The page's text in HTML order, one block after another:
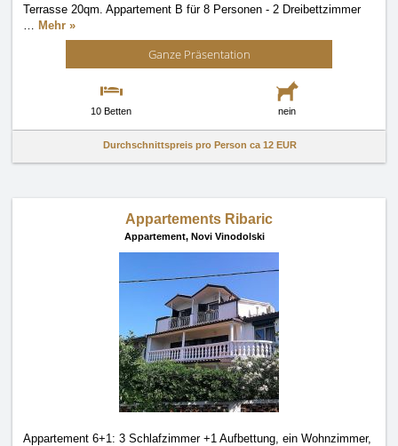
Terrasse 20qm. Appartement B für 8 Personen - 2 Dreibettzimmer
… Mehr »
Ganze Präsentation
10 Betten nein
Durchschnittspreis pro Person ca 12 EUR
Appartements Ribaric
Appartement, Novi Vinodolski
Appartement 6+1: 3 Schlafzimmer +1 Aufbettung, ein Wohnzimmer,